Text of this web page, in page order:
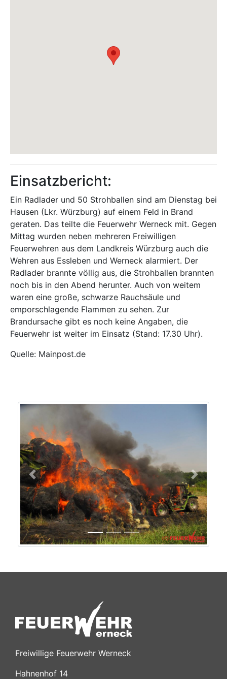
Einsatzbericht:
Ein Radlader und 50 Strohballen sind am Dienstag bei
Hausen (Lkr. Würzburg) auf einem Feld in Brand
geraten. Das teilte die Feuerwehr Werneck mit. Gegen
Mittag wurden neben mehreren Freiwilligen
Feuerwehren aus dem Landkreis Würzburg auch die
Wehren aus Essleben und Werneck alarmiert. Der
Radlader brannte völlig aus, die Strohballen brannten
noch bis in den Abend herunter. Auch von weitem
waren eine große, schwarze Rauchsäule und
emporschlagende Flammen zu sehen. Zur
Brandursache gibt es noch keine Angaben, die
Feuerwehr ist weiter im Einsatz (Stand: 17.30 Uhr).
Quelle: Mainpost.de
Previous Next
Freiwillige Feuerwehr Werneck
Hahnenhof 14